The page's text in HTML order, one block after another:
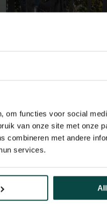
om functies voor social
van onze site met onze
combineren met andere
services.